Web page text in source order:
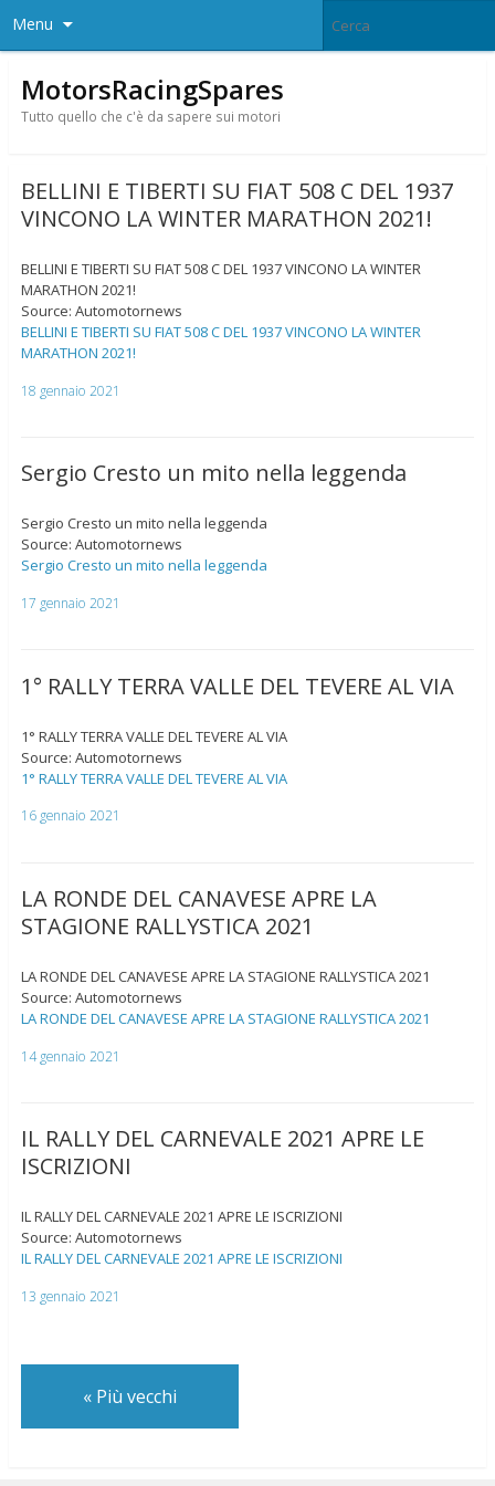
Menu
MotorsRacingSpares
Tutto quello che c'è da sapere sui motori
BELLINI E TIBERTI SU FIAT 508 C DEL 1937
VINCONO LA WINTER MARATHON 2021!
BELLINI E TIBERTI SU FIAT 508 C DEL 1937 VINCONO LA WINTER
MARATHON 2021!
Source: Automotornews
BELLINI E TIBERTI SU FIAT 508 C DEL 1937 VINCONO LA WINTER
MARATHON 2021!
18 gennaio 2021
Sergio Cresto un mito nella leggenda
Sergio Cresto un mito nella leggenda
Source: Automotornews
Sergio Cresto un mito nella leggenda
17 gennaio 2021
1° RALLY TERRA VALLE DEL TEVERE AL VIA
1° RALLY TERRA VALLE DEL TEVERE AL VIA
Source: Automotornews
1° RALLY TERRA VALLE DEL TEVERE AL VIA
16 gennaio 2021
LA RONDE DEL CANAVESE APRE LA
STAGIONE RALLYSTICA 2021
LA RONDE DEL CANAVESE APRE LA STAGIONE RALLYSTICA 2021
Source: Automotornews
LA RONDE DEL CANAVESE APRE LA STAGIONE RALLYSTICA 2021
14 gennaio 2021
IL RALLY DEL CARNEVALE 2021 APRE LE
ISCRIZIONI
IL RALLY DEL CARNEVALE 2021 APRE LE ISCRIZIONI
Source: Automotornews
IL RALLY DEL CARNEVALE 2021 APRE LE ISCRIZIONI
13 gennaio 2021
«Più vecchi